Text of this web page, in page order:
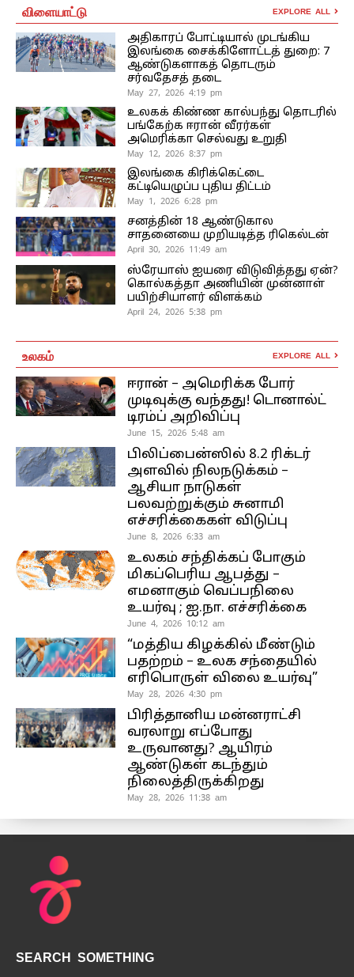
விளையாட்டு EXPLORE ALL
அதிகாரப் போட்டியால் முடங்கிய
இலங்கை சைக்கிளோட்டத் துறை: 7
ஆண்டுகளாகத் தொடரும்
சர்வதேசத் தடை
May 27, 2026 4:19 pm
உலகக் கிண்ண கால்பந்து தொடரில்
பங்கேற்க ஈரான் வீரர்கள்
அமெரிக்கா செல்வது உறுதி
May 12, 2026 8:37 pm
இலங்கை கிரிக்கெட்டை
கட்டியெழுப்ப புதிய திட்டம்
May 1, 2026 6:28 pm
சனத்தின் 18 ஆண்டுகால
சாதனையை முறியடித்த ரிகெல்டன்
April 30, 2026 11:49 am
ஸ்ரேயாஸ் ஐயரை விடுவித்தது ஏன்?
கொல்கத்தா அணியின் முன்னாள்
பயிற்சியாளர் விளக்கம்
April 24, 2026 5:38 pm
உலகம் EXPLORE ALL
ஈரான் – அமெரிக்க போர்
முடிவுக்கு வந்தது! டொனால்ட்
டிரம்ப் அறிவிப்பு
June 15, 2026 5:48 am
பிலிப்பைன்ஸில் 8.2 ரிக்டர்
அளவில் நிலநடுக்கம் –
ஆசியா நாடுகள்
பலவற்றுக்கும் சுனாமி
எச்சரிக்கைகள் விடுப்பு
June 8, 2026 6:33 am
உலகம் சந்திக்கப் போகும்
மிகப்பெரிய ஆபத்து –
எமனாகும் வெப்பநிலை
உயர்வு ; ஐ.நா. எச்சரிக்கை
June 4, 2026 10:12 am
“மத்திய கிழக்கில் மீண்டும்
பதற்றம் – உலக சந்தையில்
எரிபொருள் விலை உயர்வு”
May 28, 2026 4:30 pm
பிரித்தானிய மன்னராட்சி
வரலாறு எப்போது
உருவானது? ஆயிரம்
ஆண்டுகள் கடந்தும்
நிலைத்திருக்கிறது
May 28, 2026 11:38 am
SEARCH SOMETHING